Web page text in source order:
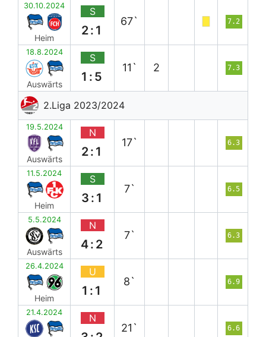
30.10.2024
Heim
S
2:1
67` 7.2
18.8.2024
Auswärts
S
1:5
11` 2 7.3
2.Liga 2023/2024
19.5.2024
Auswärts
N
2:1
17` 6.3
11.5.2024
Heim
S
3:1
7` 6.5
5.5.2024
Auswärts
N
4:2
7` 6.3
26.4.2024
Heim
U
1:1
8` 6.9
21.4.2024 N
21` 6.6